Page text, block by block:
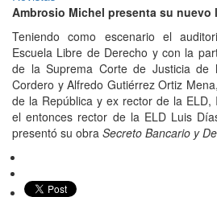
Ambrosio Michel presenta su nuevo
Teniendo como escenario el
Escuela Libre de Derecho y con la
de la Suprema Corte de Justicia de
Cordero y Alfredo Gutiérrez Ortiz
de la República y ex rector de la ELD,
el entonces rector de la ELD Luis
presentó su obra Secreto Bancario y